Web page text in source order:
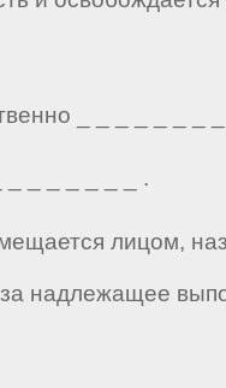
_ _ _ _ _ _ _
_ _ _ _ _ _ _ .
лицом,
за надлежащее